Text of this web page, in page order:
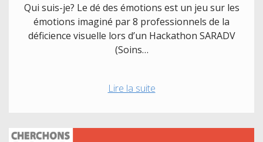
Qui suis-je? Le dé des émotions est un jeu sur les
émotions imaginé par 8 professionnels de la
déficience visuelle lors d’un Hackathon SARADV
(Soins…
Lire la suiteProjet
Le